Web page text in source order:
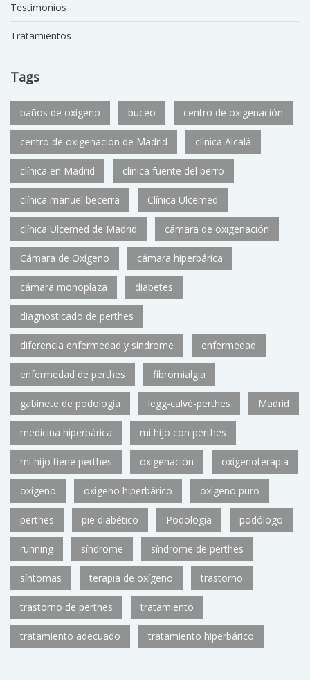
Testimonios
Tratamientos
Tags
baños de oxígeno buceo centro de oxigenación
centro de oxigenación de Madrid clínica Alcalá
clínica en Madrid clínica fuente del berro
clínica manuel becerra Clínica Ulcemed
clínica Ulcemed de Madrid cámara de oxigenación
Cámara de Oxígeno cámara hiperbárica
cámara monoplaza diabetes
diagnosticado de perthes
diferencia enfermedad y síndrome enfermedad
enfermedad de perthes fibromialgia
gabinete de podología legg-calvé-perthes Madrid
medicina hiperbárica mi hijo con perthes
mi hijo tiene perthes oxigenación oxigenoterapia
oxígeno oxígeno hiperbárico oxígeno puro
perthes pie diabético Podología podólogo
running síndrome síndrome de perthes
síntomas terapia de oxígeno trastorno
trastorno de perthes tratamiento
tratamiento adecuado tratamiento hiperbárico